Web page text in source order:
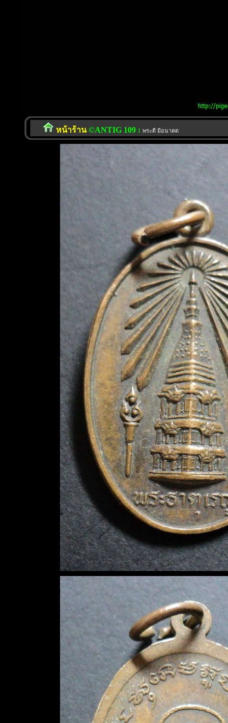
หน้าร้าน©ANTIG 109 : พระดี มีอนาคต